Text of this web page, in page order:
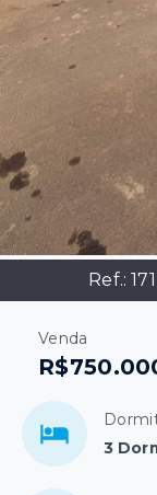
Ref.:171
Venda
3